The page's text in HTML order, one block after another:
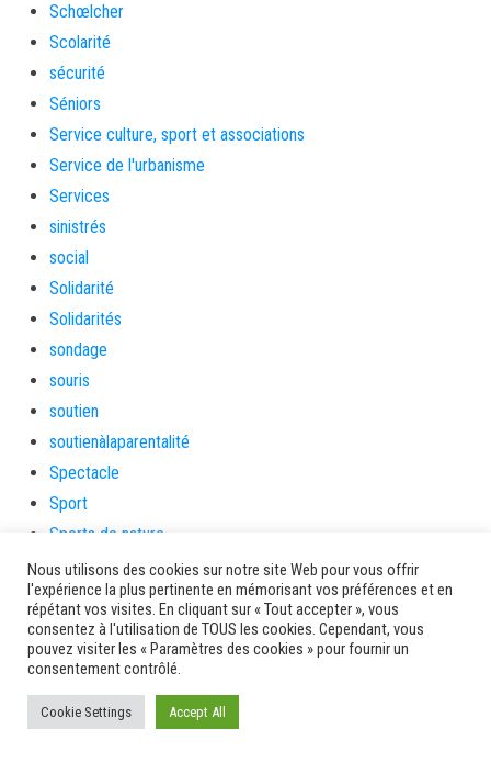
Schœlcher
Scolarité
sécurité
Séniors
Service culture, sport et associations
Service de l'urbanisme
Services
sinistrés
social
Solidarité
Solidarités
sondage
souris
soutien
soutienàlaparentalité
Spectacle
Sport
Sports de nature
stage
Survie
tambour
tambours
Terres de patrimoine et de culture
Nous utilisons des cookies sur notre site Web pour vous offrir
l'expérience la plus pertinente en mémorisant vos préférences et en
répétant vos visites. En cliquant sur « Tout accepter », vous
consentez à l'utilisation de TOUS les cookies. Cependant, vous
pouvez visiter les « Paramètres des cookies » pour fournir un
consentement contrôlé.
Cookie Settings Accept All